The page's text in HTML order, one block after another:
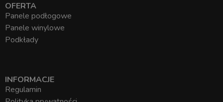
OFERTA
Panele podłogowe
Panele winylowe
Podkłady
INFORMACJE
Regulamin